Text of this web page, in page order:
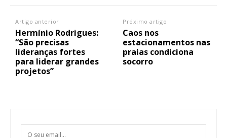
Artigo anterior
Hermínio Rodrigues:
“São precisas
lideranças fortes
para liderar grandes
projetos”
Próximo artigo
Caos nos
estacionamentos nas
praias condiciona
socorro